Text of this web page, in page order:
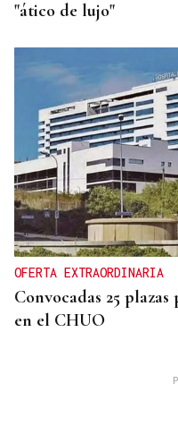
"ático de lujo"
OFERTA EXTRAORDINARIA
Convocadas 25
en el CHUO